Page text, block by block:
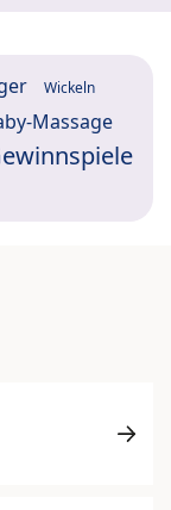
Wickeln
Massage